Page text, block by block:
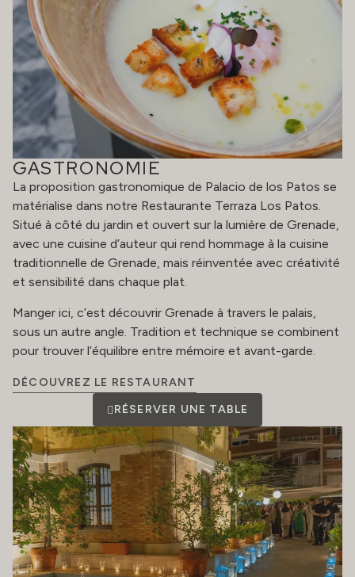
GASTRONOMIE
La proposition gastronomique de Palacio de los Patos se
matérialise dans notre Restaurante Terraza Los Patos.
Situé à côté du jardin et ouvert sur la lumière de Grenade,
avec une cuisine d’auteur qui rend hommage à la cuisine
traditionnelle de Grenade, mais réinventée avec créativité
et sensibilité dans chaque plat.
Manger ici, c’est découvrir Grenade à travers le palais,
sous un autre angle. Tradition et technique se combinent
pour trouver l’équilibre entre mémoire et avant-garde.
DÉCOUVREZ LE RESTAURANT
RÉSERVER UNE TABLE